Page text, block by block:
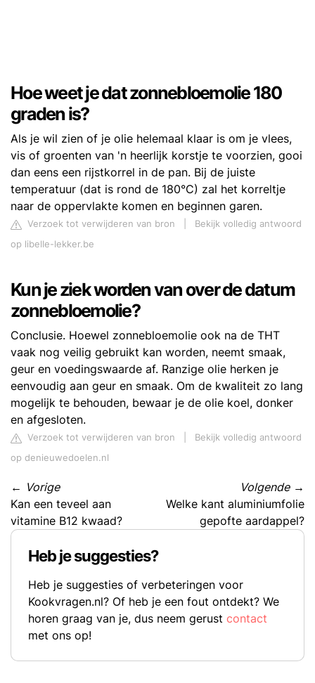
Hoe weet je dat zonnebloemolie 180
graden is?
Als je wil zien of je olie helemaal klaar is om je vlees,
vis of groenten van 'n heerlijk korstje te voorzien, gooi
dan eens een rijstkorrel in de pan. Bij de juiste
temperatuur (dat is rond de 180°C) zal het korreltje
naar de oppervlakte komen en beginnen garen.
Verzoek tot verwijderen van bron
Bekijk volledig antwoord
op libelle-lekker.be
Kun je ziek worden van over de datum
zonnebloemolie?
Conclusie. Hoewel zonnebloemolie ook na de THT
vaak nog veilig gebruikt kan worden, neemt smaak,
geur en voedingswaarde af. Ranzige olie herken je
eenvoudig aan geur en smaak. Om de kwaliteit zo lang
mogelijk te behouden, bewaar je de olie koel, donker
en afgesloten.
Verzoek tot verwijderen van bron
Bekijk volledig antwoord
op denieuwedoelen.nl
← Vorige
Kan een teveel aan
vitamine B12 kwaad?
Volgende→
Welke kant aluminiumfolie
gepofte aardappel?
Heb je suggesties?
Heb je suggesties of verbeteringen voor
Kookvragen.nl? Of heb je een fout ontdekt? We
horen graag van je, dus neem gerust contact
met ons op!